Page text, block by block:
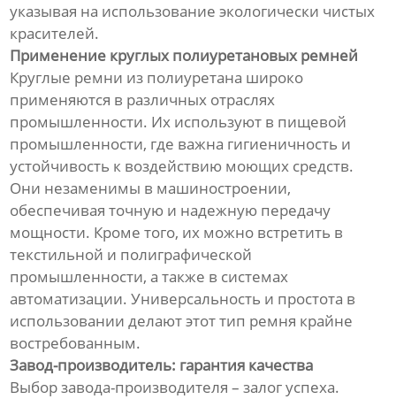
указывая на использование экологически чистых
красителей.
Применение круглых полиуретановых ремней
Круглые ремни из полиуретана широко
применяются в различных отраслях
промышленности. Их используют в пищевой
промышленности, где важна гигиеничность и
устойчивость к воздействию моющих средств.
Они незаменимы в машиностроении,
обеспечивая точную и надежную передачу
мощности. Кроме того, их можно встретить в
текстильной и полиграфической
промышленности, а также в системах
автоматизации. Универсальность и простота в
использовании делают этот тип ремня крайне
востребованным.
Завод-производитель: гарантия качества
Выбор завода-производителя – залог успеха.